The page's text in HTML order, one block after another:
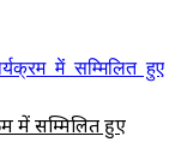
में सम्मिलित हुए